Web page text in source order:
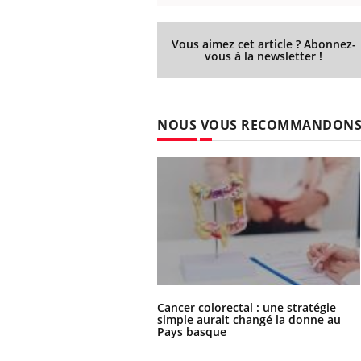
Vous aimez cet article ? Abonnez-
vous à la newsletter !
NOUS VOUS RECOMMANDONS
Cancer colorectal : une stratégie
simple aurait changé la donne au
Pays basque
Eczéma Chronique des Mains :
Il y a des sujets qui sont faciles à aborder...
d'autres non ! D'un côté, poser des
...